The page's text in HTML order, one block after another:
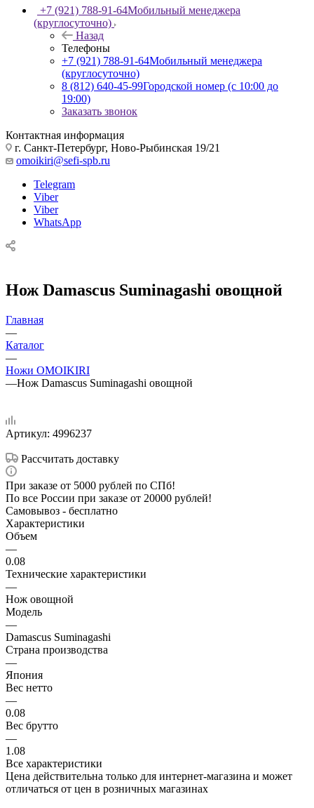
+7 (921) 788-91-64Мобильный менеджера
(круглосуточно)
Назад
Телефоны
+7 (921) 788-91-64Мобильный менеджера
(круглосуточно)
8 (812) 640-45-99Городской номер (с 10:00 до
19:00)
Заказать звонок
Контактная информация
г. Санкт-Петербург, Ново-Рыбинская 19/21
omoikiri@sefi-spb.ru
Telegram
Viber
Viber
WhatsApp
Нож Damascus Suminagashi овощной
Главная
—
Каталог
—
Ножи OMOIKIRI
—Нож Damascus Suminagashi овощной
Артикул: 4996237
Рассчитать доставку
При заказе от 5000 рублей по СПб!
По все России при заказе от 20000 рублей!
Самовывоз - бесплатно
Характеристики
Объем
—
0.08
Технические характеристики
—
Нож овощной
Модель
—
Damascus Suminagashi
Страна производства
—
Япония
Вес нетто
—
0.08
Вес брутто
—
1.08
Все характеристики
Цена действительна только для интернет-магазина и может
отличаться от цен в розничных магазинах